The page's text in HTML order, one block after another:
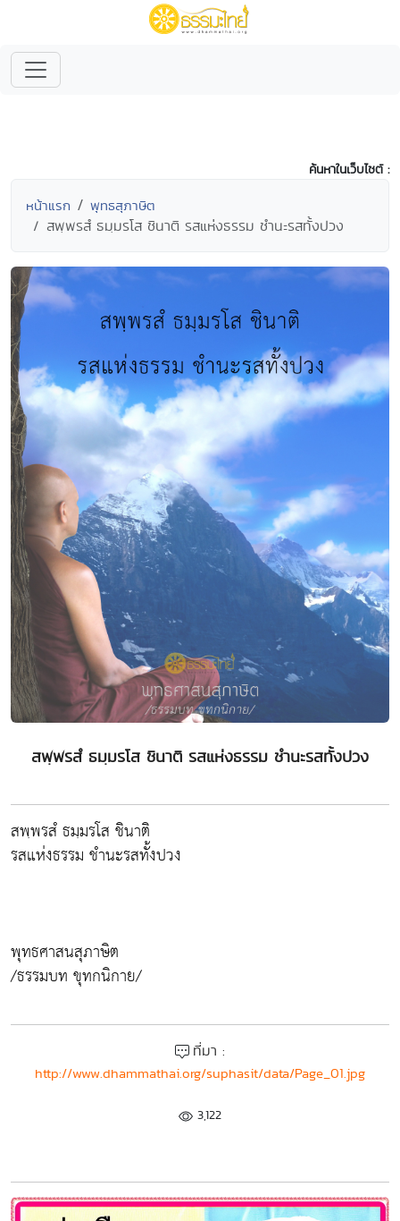
ค้นหาในเว็บไซต์ :
หน้าแรก พุทธสุภาษิต
สพฺพรสํ ธมฺมรโส ชินาติ รสแห่งธรรม ชำนะรสทั้งปวง
สพฺพรสํ ธมฺมรโส ชินาติ รสแห่งธรรม ชำนะรสทั้งปวง
สพฺพรสํ ธมฺมรโส ชินาติ
รสแห่งธรรม ชำนะรสทั้งปวง
พุทธศาสนสุภาษิต
/ธรรมบท ขุทกนิกาย/
ที่มา :
http://www.dhammathai.org/suphasit/data/Page_01.jpg
3,122